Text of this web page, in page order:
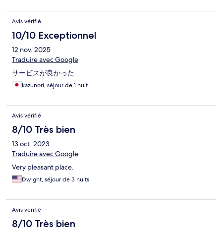
Avis vérifié
10/10 Exceptionnel
12 nov. 2025
Traduire avec Google
サービスが良かった
kazunori, séjour de 1 nuit
Avis vérifié
8/10 Très bien
13 oct. 2023
Traduire avec Google
Very pleasant place.
Dwight, séjour de 3 nuits
Avis vérifié
8/10 Très bien